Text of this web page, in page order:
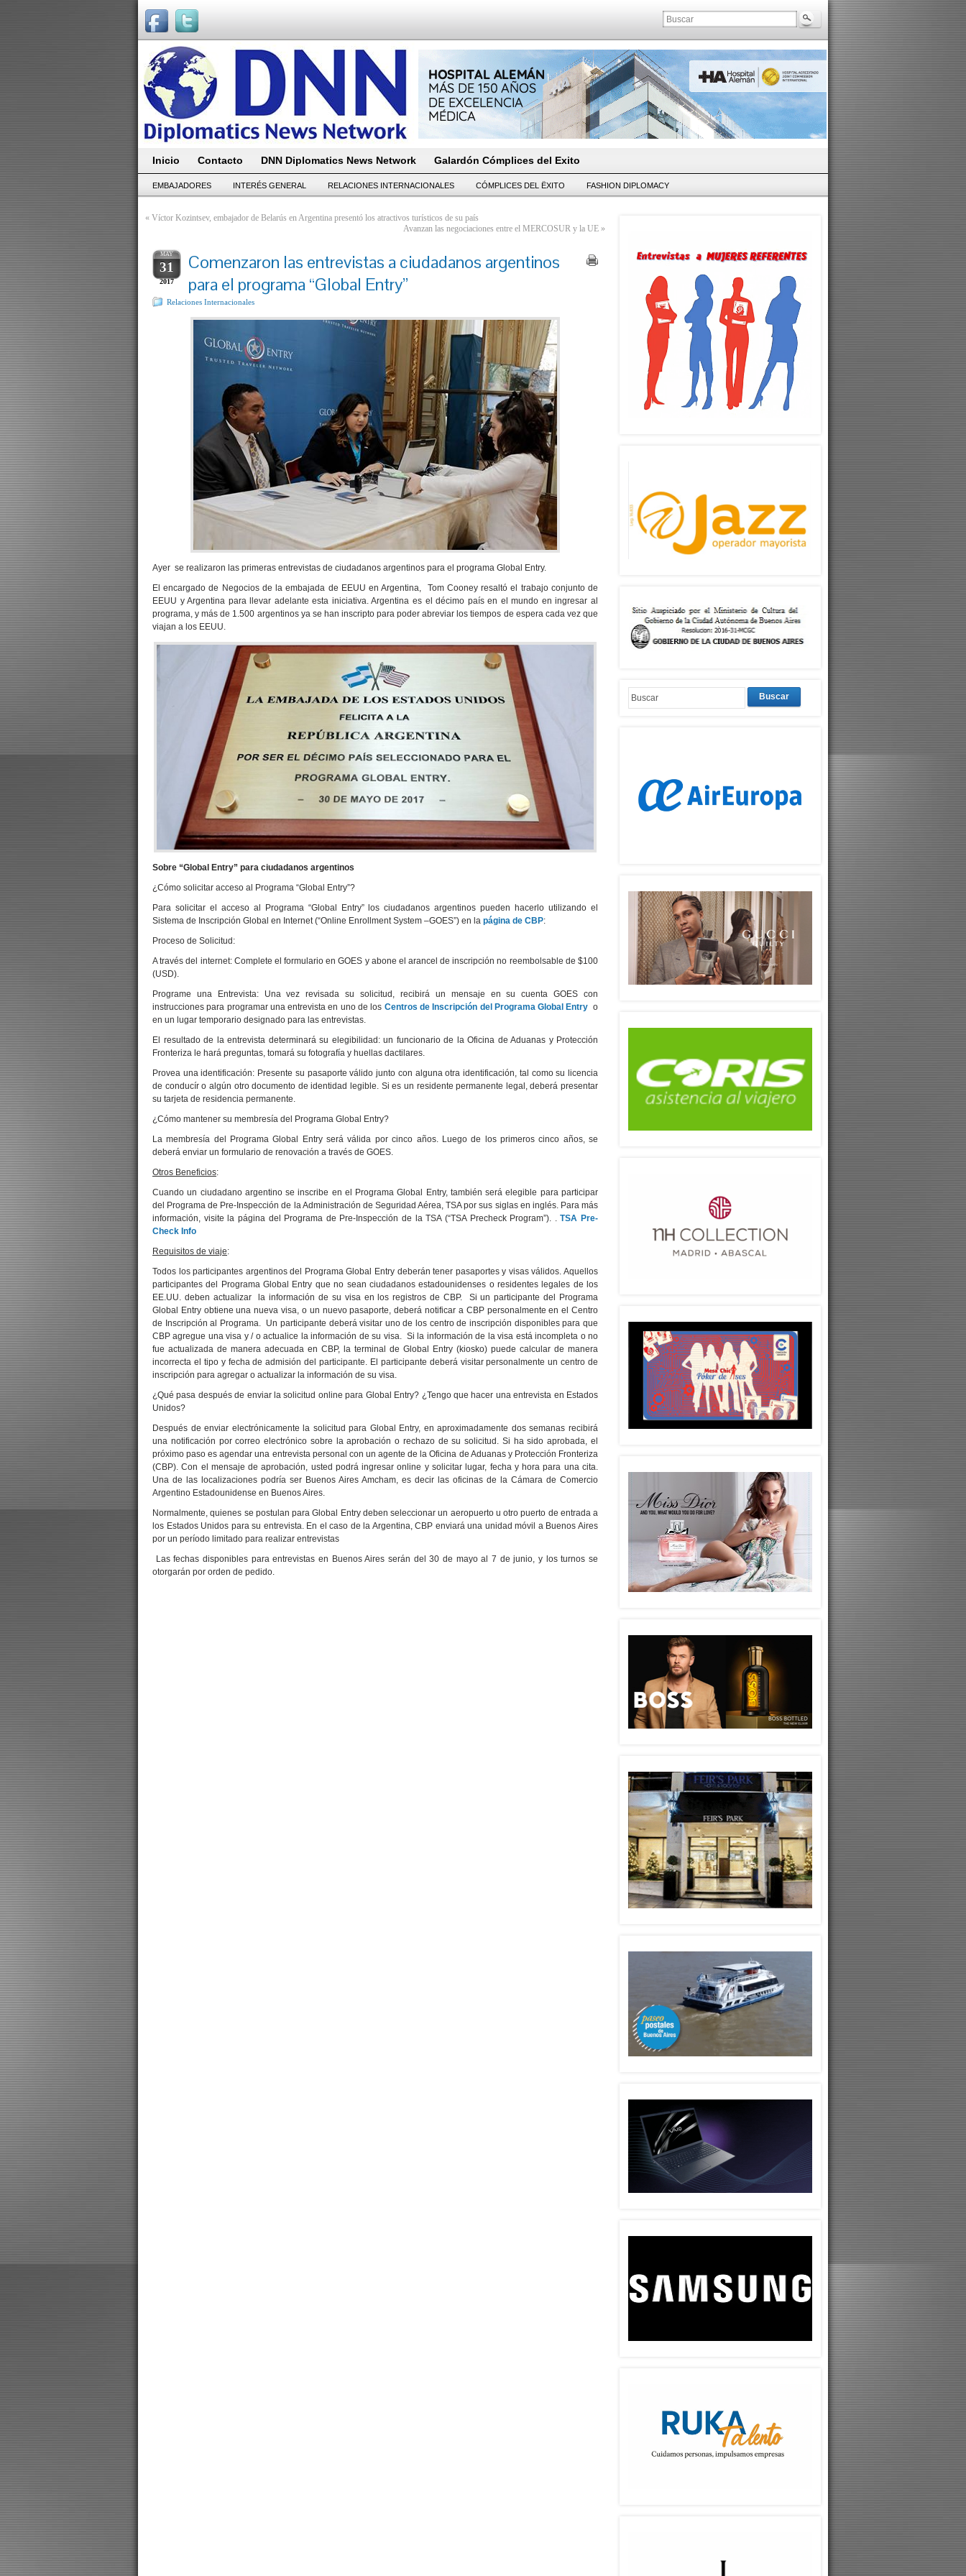
Inicio Contacto DNN Diplomatics News Network Galardón Cómplices del Exito
EMBAJADORES INTERÉS GENERAL RELACIONES INTERNACIONALES CÓMPLICES DEL ËXITO FASHION DIPLOMACY
« Víctor Kozintsev, embajador de Belarús en Argentina presentó los atractivos turísticos de su país
Avanzan las negociaciones entre el MERCOSUR y la UE »
MAY
31
2017
Comenzaron las entrevistas a ciudadanos argentinos
para el programa “Global Entry”
Relaciones Internacionales
Ayer se realizaron las primeras entrevistas de ciudadanos argentinos para el programa Global Entry.
El encargado de Negocios de la embajada de EEUU en Argentina, Tom Cooney resaltó el trabajo conjunto de
EEUU y Argentina para llevar adelante esta iniciativa. Argentina es el décimo país en el mundo en ingresar al
programa, y más de 1.500 argentinos ya se han inscripto para poder abreviar los tiempos de espera cada vez que
viajan a los EEUU.
Sobre “Global Entry” para ciudadanos argentinos
¿Cómo solicitar acceso al Programa “Global Entry”?
Para solicitar el acceso al Programa “Global Entry” los ciudadanos argentinos pueden hacerlo utilizando el
Sistema de Inscripción Global en Internet (“Online Enrollment System –GOES”) en la página de CBP:
Proceso de Solicitud:
A través del internet: Complete el formulario en GOES y abone el arancel de inscripción no reembolsable de $100
(USD).
Programe una Entrevista: Una vez revisada su solicitud, recibirá un mensaje en su cuenta GOES con
instrucciones para programar una entrevista en uno de los Centros de Inscripción del Programa Global Entry o
en un lugar temporario designado para las entrevistas.
El resultado de la entrevista determinará su elegibilidad: un funcionario de la Oficina de Aduanas y Protección
Fronteriza le hará preguntas, tomará su fotografía y huellas dactilares.
Provea una identificación: Presente su pasaporte válido junto con alguna otra identificación, tal como su licencia
de conducír o algún otro documento de identidad legible. Si es un residente permanente legal, deberá presentar
su tarjeta de residencia permanente.
¿Cómo mantener su membresía del Programa Global Entry?
La membresía del Programa Global Entry será válida por cinco años. Luego de los primeros cinco años, se
deberá enviar un formulario de renovación a través de GOES.
Otros Beneficios:
Cuando un ciudadano argentino se inscribe en el Programa Global Entry, también será elegible para participar
del Programa de Pre-Inspección de la Administración de Seguridad Aérea, TSA por sus siglas en inglés. Para más
información, visite la página del Programa de Pre-Inspección de la TSA (“TSA Precheck Program”). .TSA Pre-
Check Info
Requisitos de viaje:
Todos los participantes argentinos del Programa Global Entry deberán tener pasaportes y visas válidos. Aquellos
participantes del Programa Global Entry que no sean ciudadanos estadounidenses o residentes legales de los
EE.UU. deben actualizar la información de su visa en los registros de CBP. Si un participante del Programa
Global Entry obtiene una nueva visa, o un nuevo pasaporte, deberá notificar a CBP personalmente en el Centro
de Inscripción al Programa. Un participante deberá visitar uno de los centro de inscripción disponibles para que
CBP agregue una visa y / o actualice la información de su visa. Si la información de la visa está incompleta o no
fue actualizada de manera adecuada en CBP, la terminal de Global Entry (kiosko) puede calcular de manera
incorrecta el tipo y fecha de admisión del participante. El participante deberá visitar personalmente un centro de
inscripción para agregar o actualizar la información de su visa.
¿Qué pasa después de enviar la solicitud online para Global Entry? ¿Tengo que hacer una entrevista en Estados
Unidos?
Después de enviar electrónicamente la solicitud para Global Entry, en aproximadamente dos semanas recibirá
una notificación por correo electrónico sobre la aprobación o rechazo de su solicitud. Si ha sido aprobada, el
próximo paso es agendar una entrevista personal con un agente de la Oficina de Aduanas y Protección Fronteriza
(CBP). Con el mensaje de aprobación, usted podrá ingresar online y solicitar lugar, fecha y hora para una cita.
Una de las localizaciones podría ser Buenos Aires Amcham, es decir las oficinas de la Cámara de Comercio
Argentino Estadounidense en Buenos Aires.
Normalmente, quienes se postulan para Global Entry deben seleccionar un aeropuerto u otro puerto de entrada a
los Estados Unidos para su entrevista. En el caso de la Argentina, CBP enviará una unidad móvil a Buenos Aires
por un período limitado para realizar entrevistas
Las fechas disponibles para entrevistas en Buenos Aires serán del 30 de mayo al 7 de junio, y los turnos se
otorgarán por orden de pedido.
Buscar